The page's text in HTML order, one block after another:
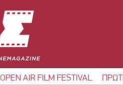
OPEN AIR FILM FESTIVAL